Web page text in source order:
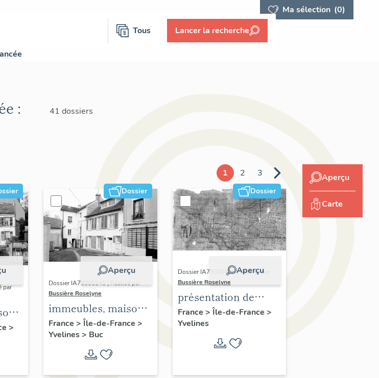
Ma sélection (0)
Tous Lancer la recherche
: 41 dossiers
1 2 3
par
>
Dossier
Aperçu
Dossier IA78000345 | Réalisé par
Bussière Roselyne
immeubles, maisons,
fermes
France > Île-de-France >
Yvelines> Buc
Dossier
Aperçu
Dossier IA78000496 | Réalisé par
Bussière Roselyne
présentation de
l'étude du
patrimoine de l'aire
d'étude Versailles
périphérie sud
France > Île-de-France >
Yvelines
Aperçu
Carte